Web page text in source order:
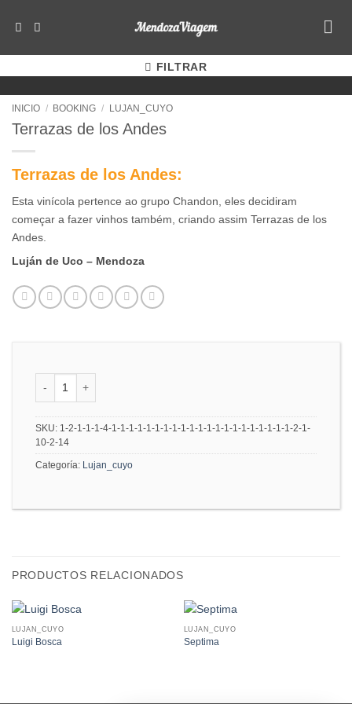
FILTRAR
INICIO / BOOKING / LUJAN_CUYO
Terrazas de los Andes
Terrazas de los Andes:
Esta vinícola pertence ao grupo Chandon, eles decidiram
começar a fazer vinhos também, criando assim Terrazas de los
Andes.
Luján de Uco – Mendoza
SKU: 1-2-1-1-1-4-1-1-1-1-1-1-1-1-1-1-1-1-1-1-1-1-1-1-1-1-1-2-1-
10-2-14
Categoría: Lujan_cuyo
PRODUCTOS RELACIONADOS
LUJAN_CUYO
Luigi Bosca
LUJAN_CUYO
Septima